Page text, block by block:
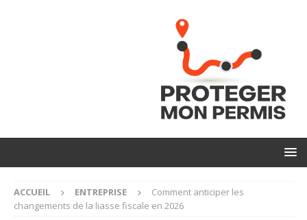
ACCUEIL ENTREPRISE
Comment anticiper les
changements de la liasse fiscale en 2026